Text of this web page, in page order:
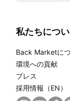
私たちにつ
Back Marketに
環境への貢献
プレス
採用情報（EN）